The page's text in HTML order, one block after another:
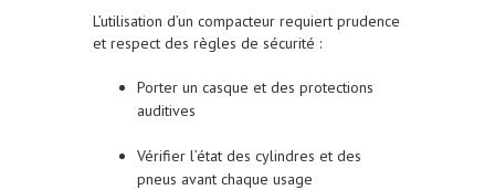
L’utilisation d’un compacteur requiert prudence
et respect des règles de sécurité :
Porter un casque et des protections
auditives
Vérifier l’état des cylindres et des
pneus avant chaque usage